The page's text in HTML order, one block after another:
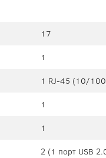
17
1
1 RJ-45 (10/
1
1
2 (1 порт USB